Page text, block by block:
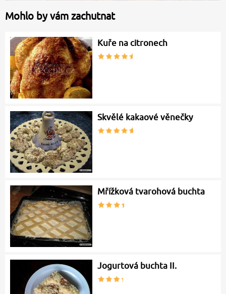
Mohlo by vám zachutnat
Kuře na citronech
Skvělé kakaové věnečky
Mřížková tvarohová buchta
Jogurtová buchta II.